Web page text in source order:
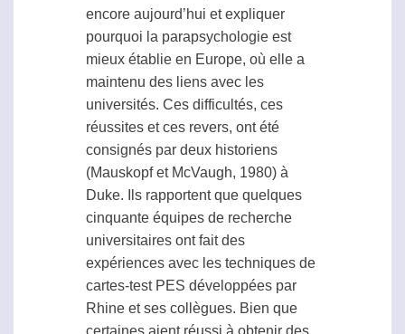
encore aujourd’hui et expliquer
pourquoi la parapsychologie est
mieux établie en Europe, où elle a
maintenu des liens avec les
universités. Ces difficultés, ces
réussites et ces revers, ont été
consignés par deux historiens
(Mauskopf et McVaugh, 1980) à
Duke. Ils rapportent que quelques
cinquante équipes de recherche
universitaires ont fait des
expériences avec les techniques de
cartes-test PES développées par
Rhine et ses collègues. Bien que
certaines aient réussi à obtenir des